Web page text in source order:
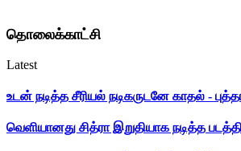
தொலைக்காட்சி
Latest
உடன் நடித்த சீரியல் நடிகருடனே காதல் -
வெளியானது சித்ரா இறுதியாக நடித்த